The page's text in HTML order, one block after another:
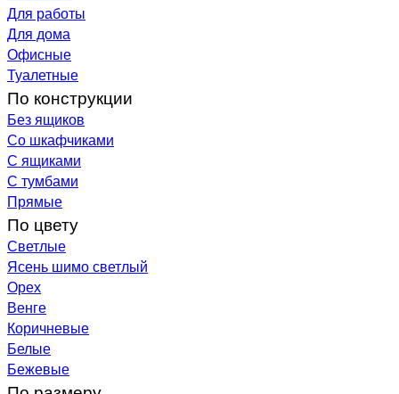
Для работы
Для дома
Офисные
Туалетные
По конструкции
Без ящиков
Со шкафчиками
С ящиками
С тумбами
Прямые
По цвету
Светлые
Ясень шимо светлый
Орех
Венге
Коричневые
Белые
Бежевые